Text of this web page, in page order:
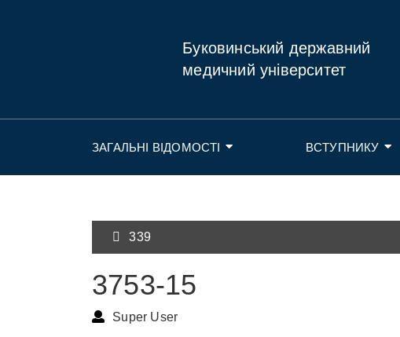
Буковинський державний
медичний університет
ЗАГАЛЬНІ ВІДОМОСТІ ВСТУПНИКУ
339
3753-15
Super User